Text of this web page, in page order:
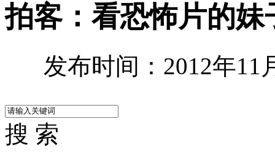
拍客：看恐怖片的妹
发布时间：2012年11
搜 索